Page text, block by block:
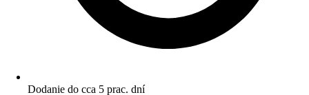
Dodanie do cca 5 prac. dní